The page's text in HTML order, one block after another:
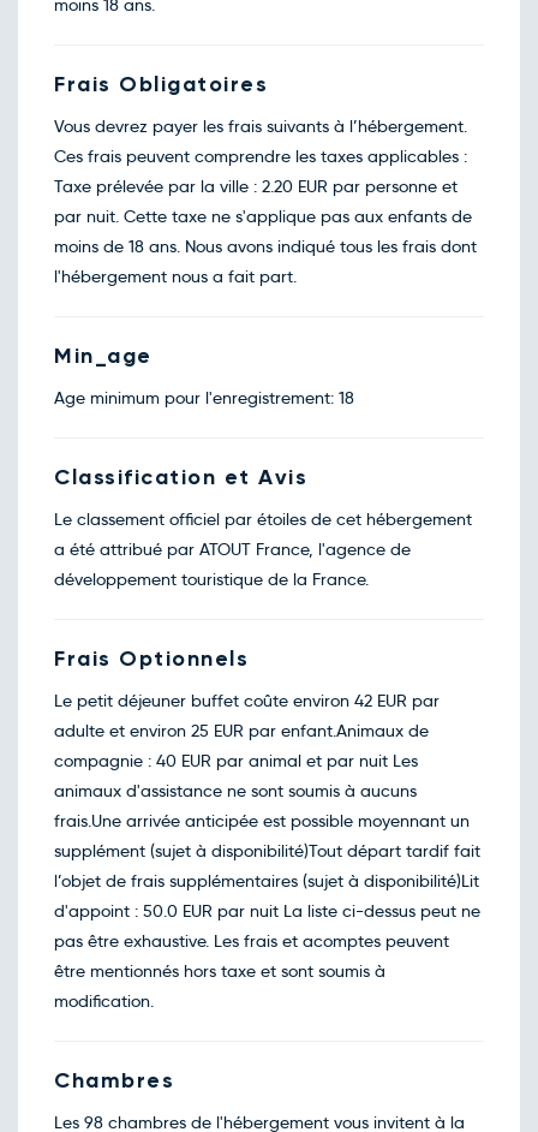
moins 18 ans.
Frais Obligatoires
Vous devrez payer les frais suivants à l’hébergement.
Ces frais peuvent comprendre les taxes applicables :
Taxe prélevée par la ville : 2.20 EUR par personne et
par nuit. Cette taxe ne s'applique pas aux enfants de
moins de 18 ans. Nous avons indiqué tous les frais dont
l'hébergement nous a fait part.
Min_age
Age minimum pour l'enregistrement: 18
Classification et Avis
Le classement officiel par étoiles de cet hébergement
a été attribué par ATOUT France, l'agence de
développement touristique de la France.
Frais Optionnels
Le petit déjeuner buffet coûte environ 42 EUR par
adulte et environ 25 EUR par enfant.Animaux de
compagnie : 40 EUR par animal et par nuit Les
animaux d'assistance ne sont soumis à aucuns
frais.Une arrivée anticipée est possible moyennant un
supplément (sujet à disponibilité)Tout départ tardif fait
l’objet de frais supplémentaires (sujet à disponibilité)Lit
d'appoint : 50.0 EUR par nuit La liste ci-dessus peut ne
pas être exhaustive. Les frais et acomptes peuvent
être mentionnés hors taxe et sont soumis à
modification.
Chambres
Les 98 chambres de l'hébergement vous invitent à la